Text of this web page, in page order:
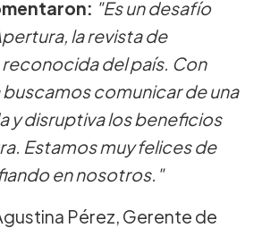
"Es un desafío
la revista de
del país. Con
comunicar de una
y disruptiva los beneficios
Estamos muy felices de
en nosotros."
Pérez, Gerente de